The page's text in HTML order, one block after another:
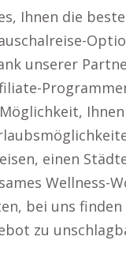
Ihnen die
unserer
einen
Wellness-
bei uns finden
zu